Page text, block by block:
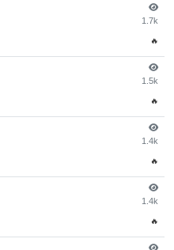
1.7k
🔥
1.5k
🔥
1.4k
🔥
1.4k
🔥